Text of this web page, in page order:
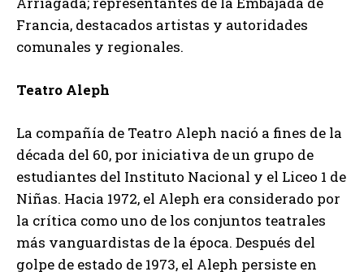
Francia, destacados artistas y autoridades
comunales y regionales.
Teatro Aleph
La compañía de Teatro Aleph nació a fines de la
década del 60, por iniciativa de un grupo de
estudiantes del Instituto Nacional y el Liceo 1 de
Niñas. Hacia 1972, el Aleph era considerado por
la crítica como uno de los conjuntos teatrales
más vanguardistas de la época. Después del
golpe de estado de 1973, el Aleph persiste en